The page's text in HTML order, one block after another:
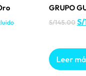
GRUPO
S/145.00 S/
Leer